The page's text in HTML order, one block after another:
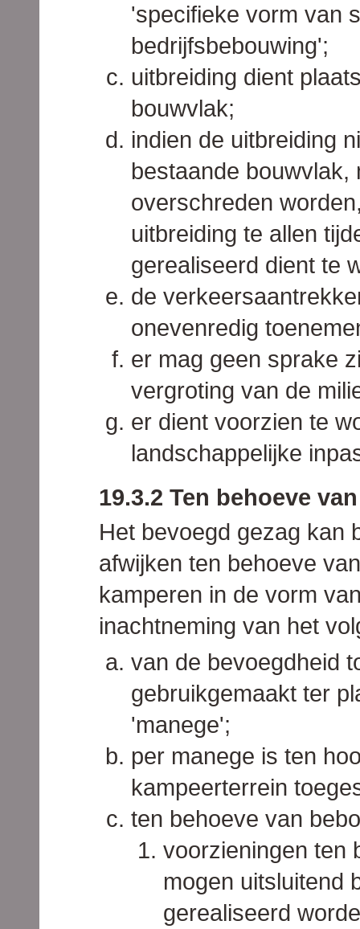
'specifieke vorm van
bedrijfsbebouwing';
uitbreiding dient
bouwvlak;
indien de uitbreiding
bestaande bouwvlak,
overschreden
uitbreiding te allen
gerealiseerd dient te
de
onevenredig
er mag geen sprake
vergroting van de
er dient voorzien te
landschappelijke
19.3.2 Ten behoeve
Het bevoegd gezag kan
afwijken ten behoeve
kamperen in de vorm
inachtneming van het
van de bevoegdheid
gebruikgemaakt ter
'manege';
per manege is ten
kampeerterrein
ten behoeve van
voorzieningen ten
mogen uitsluitend
gerealiseerd